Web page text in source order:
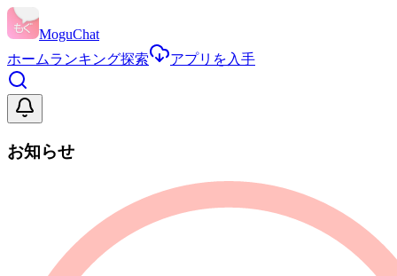
MoguChat
ホームランキング探索 アプリを入手
お知らせ